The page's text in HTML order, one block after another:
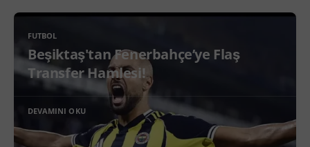
FUTBOL
Beşiktaş'tan Fenerbahçe’ye Flaş
Transfer Hamlesi!
DEVAMINI OKU